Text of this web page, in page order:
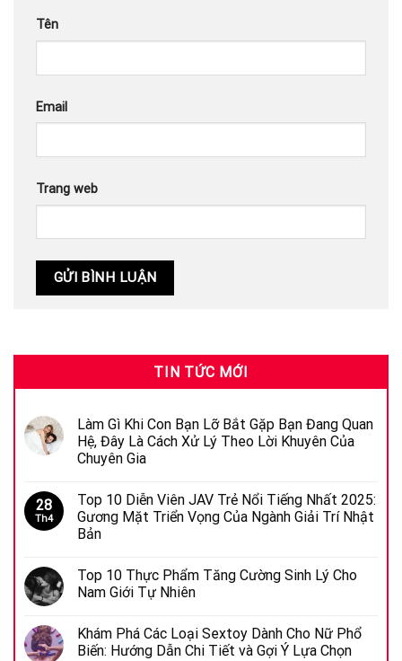
Tên
Email
Trang web
TIN TỨC MỚI
Làm Gì Khi Con Bạn Lỡ Bắt Gặp Bạn Đang Quan
Hệ, Đây Là Cách Xử Lý Theo Lời Khuyên Của
Chuyên Gia
28
Th4
Top 10 Diễn Viên JAV Trẻ Nổi Tiếng Nhất 2025:
Gương Mặt Triển Vọng Của Ngành Giải Trí Nhật
Bản
Top 10 Thực Phẩm Tăng Cường Sinh Lý Cho
Nam Giới Tự Nhiên
Khám Phá Các Loại Sextoy Dành Cho Nữ Phổ
Biến: Hướng Dẫn Chi Tiết và Gợi Ý Lựa Chọn